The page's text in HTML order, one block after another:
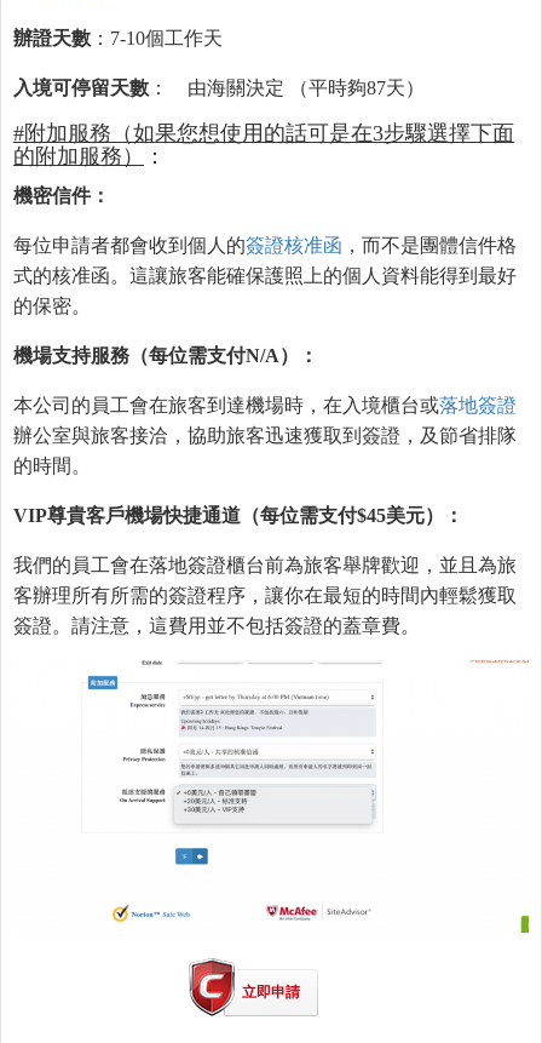
辦證天數 ：7-10個工作天
入境可停留天數 ： 由海關決定 （平時夠87天）
#附加服務（如果您想使用的話可是在3步驟選擇下面
的附加服務）
：
機密信件：
每位申請者都會收到個人的簽證核准函 ，而不是團體信件格
式的核准函。這讓旅客能確保護照上的個人資料能得到最好
的保密。
機場支持服務（每位需支付N/A）：
本公司的員工會在旅客到達機場時，在入境櫃台或落地簽證
辦公室與旅客接洽，協助旅客迅速獲取到簽證，及節省排隊
的時間。
VIP尊貴客戶機場快捷通道（每位需支付$45美元）：
我們的員工會在落地簽證櫃台前為旅客舉牌歡迎，並且為旅
客辦理所有所需的簽證程序，讓你在最短的時間內輕鬆獲取
簽證。請注意，這費用並不包括簽證的蓋章費。
立即申請